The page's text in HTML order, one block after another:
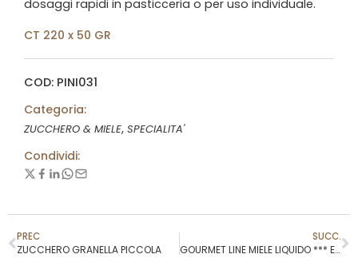
dosaggi rapidi in pasticceria o per uso individuale.
CT 220 x 50 GR
COD: PINI031
Categoria:
ZUCCHERO & MIELE, SPECIALITA'
Condividi:
PREC
ZUCCHERO GRANELLA PICCOLA
SUCC.
GOURMET LINE MIELE LIQUIDO *** EL ***